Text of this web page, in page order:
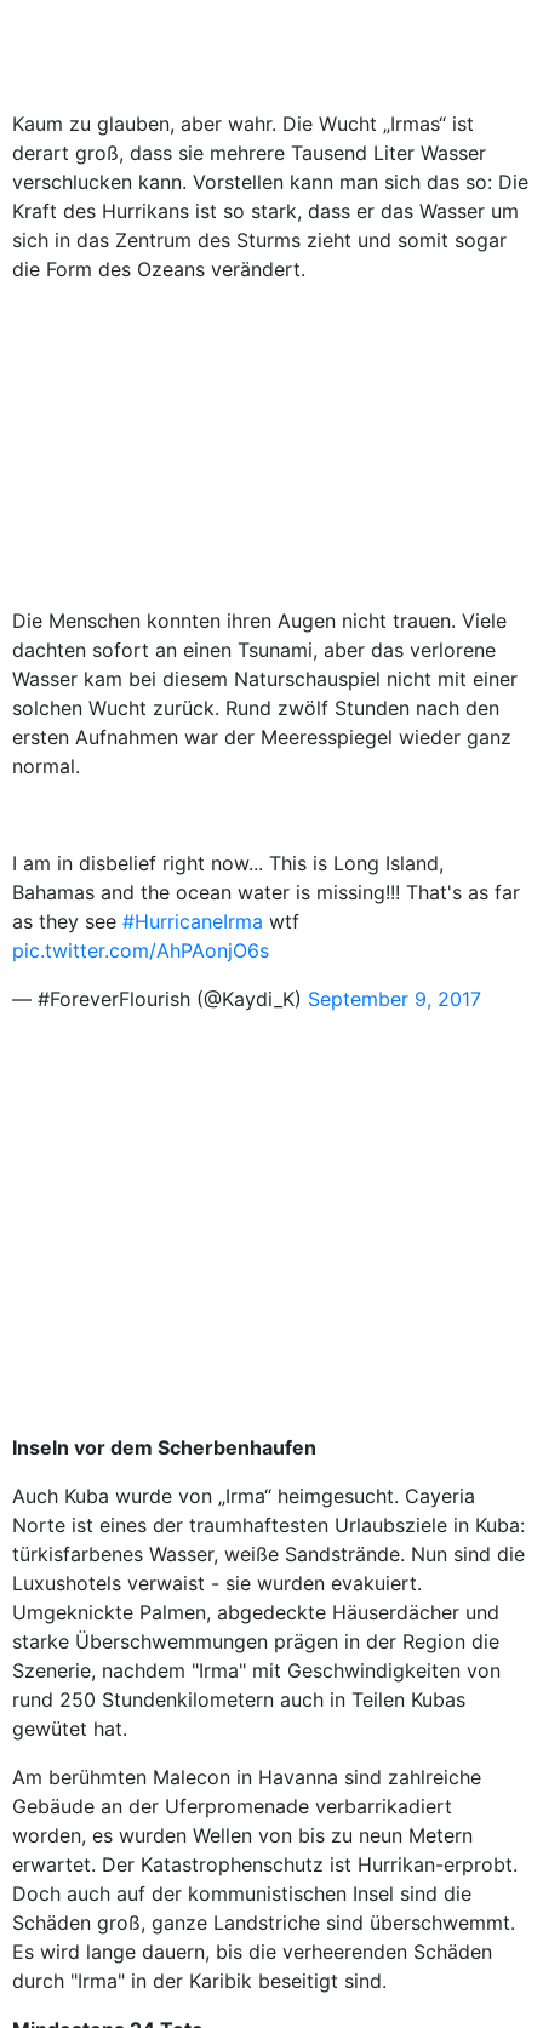
Kaum zu glauben, aber wahr. Die Wucht „Irmas“ ist
derart groß, dass sie mehrere Tausend Liter Wasser
verschlucken kann. Vorstellen kann man sich das so: Die
Kraft des Hurrikans ist so stark, dass er das Wasser um
sich in das Zentrum des Sturms zieht und somit sogar
die Form des Ozeans verändert.
Die Menschen konnten ihren Augen nicht trauen. Viele
dachten sofort an einen Tsunami, aber das verlorene
Wasser kam bei diesem Naturschauspiel nicht mit einer
solchen Wucht zurück. Rund zwölf Stunden nach den
ersten Aufnahmen war der Meeresspiegel wieder ganz
normal.
I am in disbelief right now... This is Long Island,
Bahamas and the ocean water is missing!!! That's as far
as they see #HurricaneIrma wtf
pic.twitter.com/AhPAonjO6s
— #ForeverFlourish (@Kaydi_K) September 9, 2017
Inseln vor dem Scherbenhaufen
Auch Kuba wurde von „Irma“ heimgesucht. Cayeria
Norte ist eines der traumhaftesten Urlaubsziele in Kuba:
türkisfarbenes Wasser, weiße Sandstrände. Nun sind die
Luxushotels verwaist - sie wurden evakuiert.
Umgeknickte Palmen, abgedeckte Häuserdächer und
starke Überschwemmungen prägen in der Region die
Szenerie, nachdem "Irma" mit Geschwindigkeiten von
rund 250 Stundenkilometern auch in Teilen Kubas
gewütet hat.
Am berühmten Malecon in Havanna sind zahlreiche
Gebäude an der Uferpromenade verbarrikadiert
worden, es wurden Wellen von bis zu neun Metern
erwartet. Der Katastrophenschutz ist Hurrikan-erprobt.
Doch auch auf der kommunistischen Insel sind die
Schäden groß, ganze Landstriche sind überschwemmt.
Es wird lange dauern, bis die verheerenden Schäden
durch "Irma" in der Karibik beseitigt sind.